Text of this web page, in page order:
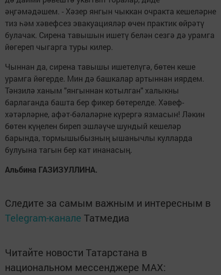
әңгәмәдәшем. - Хәзер янгын чыккан очракта кешеләрне
тиз һәм хәвефсез эвакуацияләр өчен практик өйрәтү
булачак. Сирена тавышын ишетү белән сезгә дә урамга
йөгереп чыгарга туры килер.
Чыннан да, сирена тавышы ишетелүгә, бөтен кеше
урамга йөгерде. Мин дә башкалар артыннан иярдем.
Тәнзилә ханым "янгыннан котылган" халыкны
барлаганда башта бер фикер бөтерелде. Хәвеф-
хәтәрләрне, афәт-бәлаләрне күрергә язмасын! Ләкин
бөтен күңелен биреп эшләүче шундый кешеләр
барында, тормышыбызның ышанычлы кулларда
булуына тагын бер кат инанасың.
Альбина ГАЗИЗУЛЛИНА.
Следите за самым важным и интересным в
Telegram-канале Татмедиа
Читайте новости Татарстана в
национальном мессенджере MАХ: